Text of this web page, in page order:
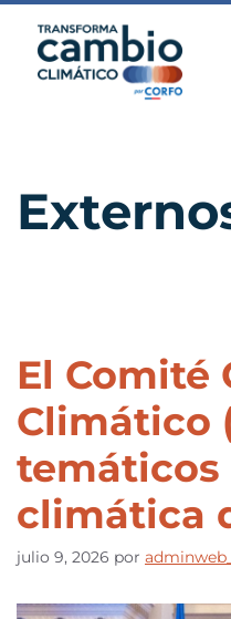
El Comité
Climático
temáticos
climática
julio 9, 2026 por